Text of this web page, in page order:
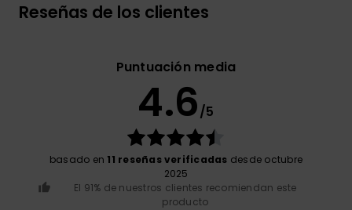
Reseñas de los clientes
Puntuación media
4.6/5
basado en 11 reseñas verificadas desde octubre
2025
El 91% de nuestros clientes recomiendan este
producto